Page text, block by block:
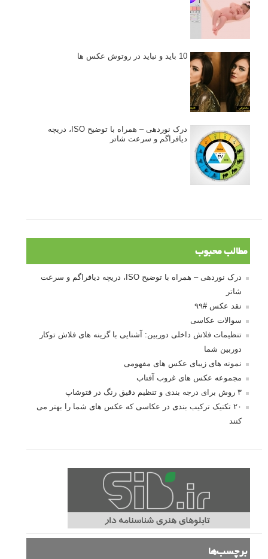
10 باید و نباید در روتوش عکس ها
درک نوردهی – همراه با توضیح ISO، دریچه
دیافراگم و سرعت شاتر
مطالب محبوب
درک نوردهی – همراه با توضیح ISO، دریچه دیافراگم و سرعت
شاتر
نقد عکس #۹۹
سوالات عکاسی
تنظیمات فلاش داخلی دوربین: آشنایی با گزینه های فلاش توکار
دوربین شما
نمونه های زیبای عکس های مفهومی
مجموعه عکس های غروب آفتاب
۳ روش برای درجه بندی و تنظیم دقیق رنگ در فتوشاپ
۲۰ تکنیک ترکیب بندی در عکاسی که عکس های شما را بهتر می
کنند
برچسب‌ها